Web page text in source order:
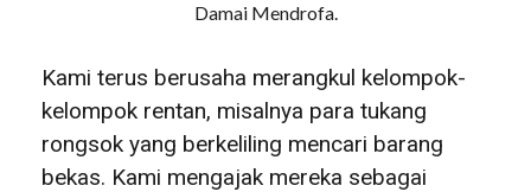
Damai Mendrofa.
Kami terus berusaha merangkul kelompok-
kelompok rentan, misalnya para tukang
rongsok yang berkeliling mencari barang
bekas. Kami mengajak mereka sebagai